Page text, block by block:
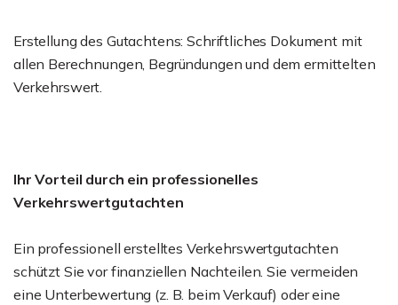
Erstellung des Gutachtens: Schriftliches Dokument mit
allen Berechnungen, Begründungen und dem ermittelten
Verkehrswert.
Ihr Vorteil durch ein professionelles
Verkehrswertgutachten
Ein professionell erstelltes Verkehrswertgutachten
schützt Sie vor finanziellen Nachteilen. Sie vermeiden
eine Unterbewertung (z. B. beim Verkauf) oder eine